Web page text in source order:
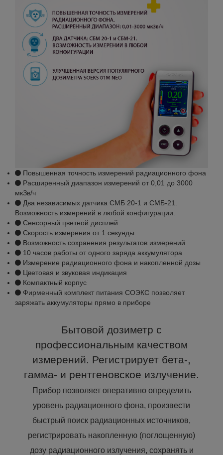
Повышенная точность измерений радиационного фона
Расширенный диапазон измерений от 0,01 до 3000
мкЗв/ч
Два независимых датчика СМБ 20-1 и СМБ-21.
Возможность измерений в любой конфигурации.
Сенсорный цветной дисплей
Скорость измерения от 1 секунды
Возможность сохранения результатов измерений
10 часов работы от одного заряда аккумулятора
Измерение радиационного фона и накопленной дозы
Цветовая и звуковая индикация
Компактный корпус
Фирменный комплект питания СОЭКС позволяет
заряжать аккумуляторы прямо в приборе
Бытовой дозиметр с
профессиональным качеством
измерений. Регистрирует бета-,
гамма- и рентгеновское излучение.
Прибор позволяет оперативно определить
уровень радиационного фона, произвести
быстрый поиск радиационных источников,
регистрировать накопленную (поглощенную)
дозу радиационного излучения, сохранять и